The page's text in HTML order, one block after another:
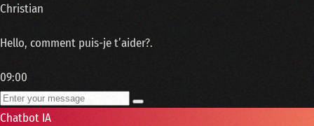
Christian
Hello, comment puis-je t’aider?.
09:00
Chatbot IA